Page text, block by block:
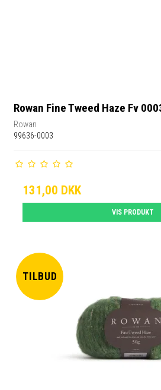
Rowan Fine Tweed Haze Fv
Rowan
99636-0003
131,00 DKK
VIS PRODUKT
TILBUD